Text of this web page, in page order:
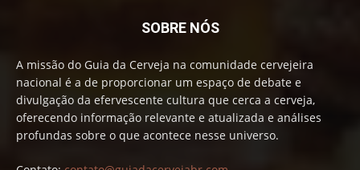
SOBRE NÓS
A missão do Guia da Cerveja na comunidade cervejeira
nacional é a de proporcionar um espaço de debate e
divulgação da efervescente cultura que cerca a cerveja,
oferecendo informação relevante e atualizada e análises
profundas sobre o que acontece nesse universo.